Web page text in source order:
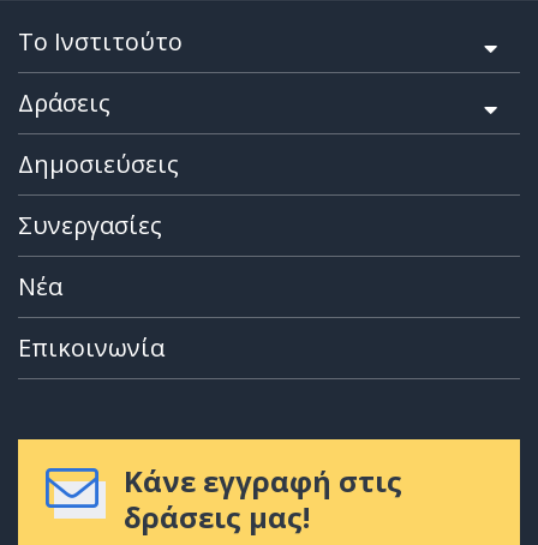
Το Ινστιτούτο
Δράσεις
Δημοσιεύσεις
Συνεργασίες
Νέα
Επικοινωνία
Κάνε εγγραφή στις
δράσεις μας!